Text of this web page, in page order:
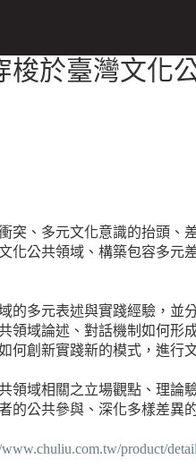
梭於臺灣文化
突、多元文化意識的抬頭、
化公共領域、構築包容多元
的多元表述與實踐經驗，並
領域論述、對話機制如何形
何創新實踐新的模式，進行
領域相關之立場觀點、理論
的公共參與、深化多樣差異
www.chuliu.com.tw/product/